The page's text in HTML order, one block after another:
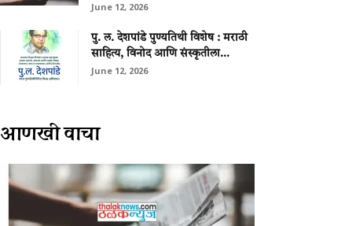
June 12, 2026
पु. ल. देशपांडे पुण्यतिथी विशेष : मराठी
साहित्य, विनोद आणि संस्कृतीला...
June 12, 2026
आणखी वाचा